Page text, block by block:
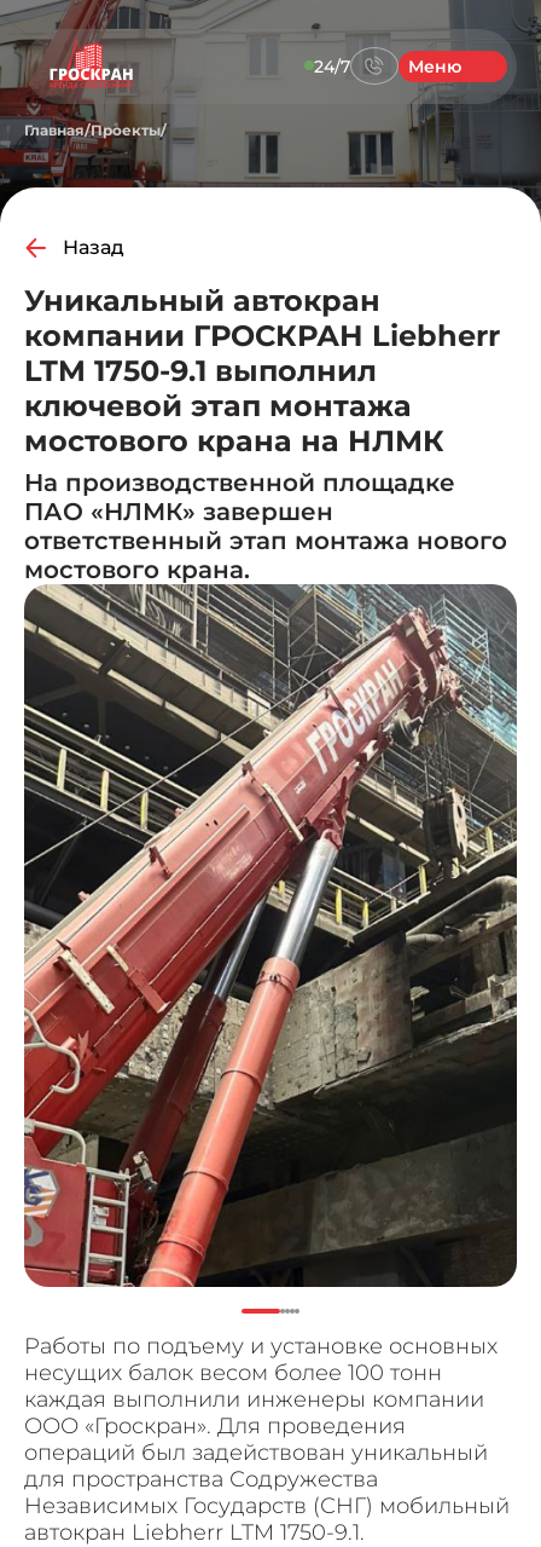
24/7 Меню
Главная/Проекты/
Назад
Уникальный автокран
компании ГРОСКРАН Liebherr
LTM 1750-9.1 выполнил
ключевой этап монтажа
мостового крана на НЛМК
На производственной площадке
ПАО «НЛМК» завершен
ответственный этап монтажа нового
мостового крана.
Работы по подъему и установке основных
несущих балок весом более 100 тонн
каждая выполнили инженеры компании
ООО «Гроскран». Для проведения
операций был задействован уникальный
для пространства Содружества
Независимых Государств (СНГ) мобильный
автокран Liebherr LTM 1750-9.1.